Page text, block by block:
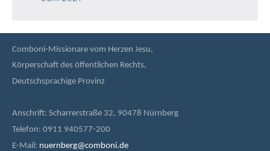
Comboni-Missionare vom Herzen Jesu,
Körperschaft des öffentlichen Rechts,
Deutschsprachige Provinz
Anschrift: Scharrerstraße 32, 90478 Nürnberg
Telefon: 0911 940577-200
E-Mail: nuernberg@comboni.de